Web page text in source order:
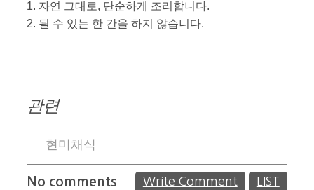
1. 자연 그대로, 단순하게 조리합니다.
2. 될 수 있는 한 간을 하지 않습니다.
관련
현미채식
No comments Write Comment LIST